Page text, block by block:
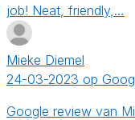
job! Neat, friendly,…
Mieke Diemel
24-03-2023 op
Google review van